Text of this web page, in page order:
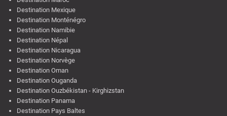
Destination Mexique
Destination Monténégro
Destination Namibie
Destination Népal
Destination Nicaragua
Destination Norvège
Destination Oman
Destination Ouganda
Destination Ouzbékistan - Kirghizstan
Destination Panama
Destination Pays Baltes